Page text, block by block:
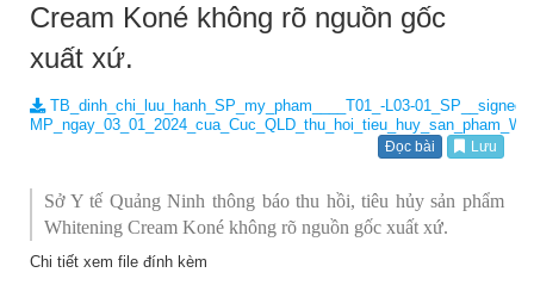
Cream Koné không rõ nguồn gốc
xuất xứ.
TB_dinh_chi_luu_hanh_SP_my_pham____T01_-L03-
Đọc bài Lưu
Sở Y tế Quảng Ninh thông báo thu hồi, tiêu hủy sản phẩm
Whitening Cream Koné không rõ nguồn gốc xuất xứ.
Chi tiết xem file đính kèm